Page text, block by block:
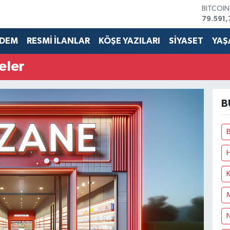
BITCOIN
DOLAR
G.ALTIN
RESMİ İLANLAR KÖŞE YAZILARI SİYASET